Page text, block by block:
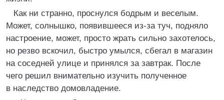
Как ни странно, проснулся бодрым и веселым.
Может, солнышко, появившееся из-за туч, подняло
настроение, может, просто жрать сильно захотелось,
но резво вскочил, быстро умылся, сбегал в магазин
на соседней улице и принялся за завтрак. После
чего решил внимательно изучить полученное
в наследство домовладение.